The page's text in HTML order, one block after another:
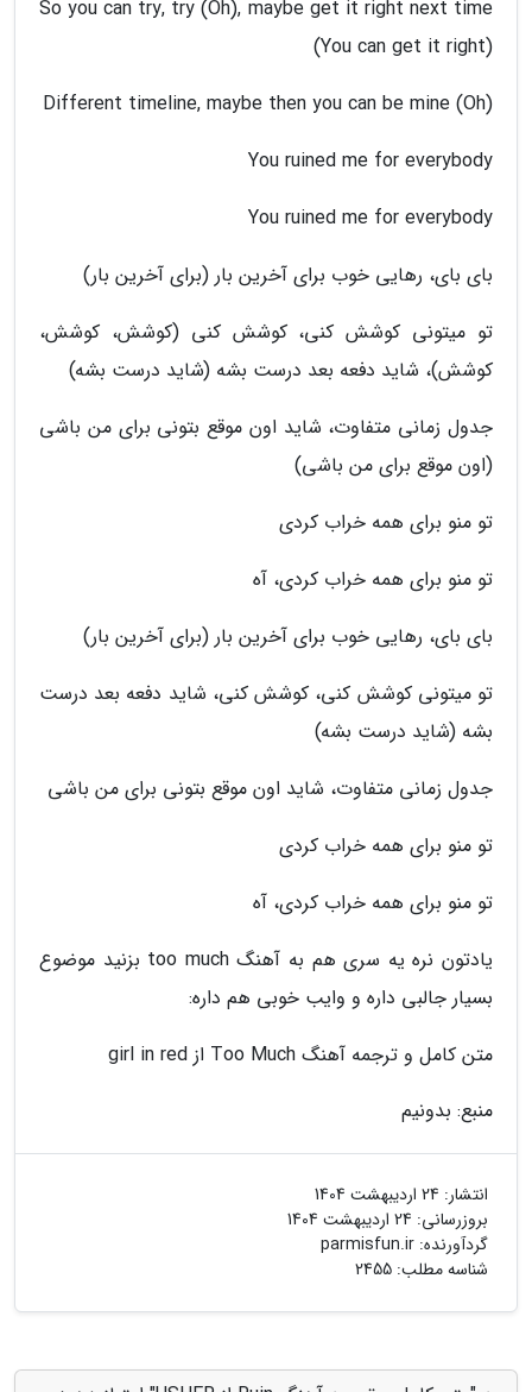
So you can try, try (Oh), maybe get it right next time
(You can get it right)
Different timeline, maybe then you can be mine (Oh)
You ruined me for everybody
You ruined me for everybody
بای بای، رهایی خوب برای آخرین بار (برای آخرین بار)
تو میتونی کوشش کنی، کوشش کنی (کوشش، کوشش،
کوشش)، شاید دفعه بعد درست بشه (شاید درست بشه)
جدول زمانی متفاوت، شاید اون موقع بتونی برای من باشی
(اون موقع برای من باشی)
تو منو برای همه خراب کردی
تو منو برای همه خراب کردی، آه
بای بای، رهایی خوب برای آخرین بار (برای آخرین بار)
تو میتونی کوشش کنی، کوشش کنی، شاید دفعه بعد درست
بشه (شاید درست بشه)
جدول زمانی متفاوت، شاید اون موقع بتونی برای من باشی
تو منو برای همه خراب کردی
تو منو برای همه خراب کردی، آه
یادتون نره یه سری هم به آهنگ too much بزنید موضوع
بسیار جالبی داره و وایب خوبی هم داره:
متن کامل و ترجمه آهنگ Too Much از girl in red
منبع: بدونیم
انتشار: 24 اردیبهشت 1404
بروزرسانی: 24 اردیبهشت 1404
گردآورنده: parmisfun.ir
شناسه مطلب: 2455